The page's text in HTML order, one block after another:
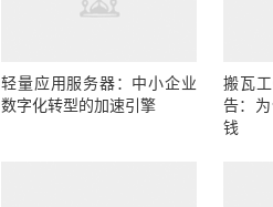
轻量应用服务器：中小企业
数字化转型的加速引擎
搬瓦
告：
钱